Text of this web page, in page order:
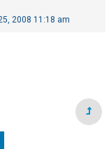
2008 11:18 am